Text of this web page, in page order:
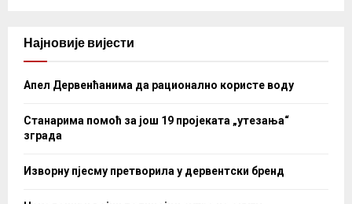
Најновије вијести
Апел Дервенћанима да рационално користе воду
Станарима помоћ за још 19 пројеката „утезања“
зграда
Изворну пјесму претворила у дервентски бренд